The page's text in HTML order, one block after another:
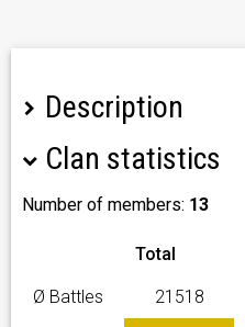
Description
Topi Cię Nuda.Poniedziałek
gramy sobie w WoT-a. U
swego przyjaciela
Clan statistics
Number of members: 13
Total
Ø Battles 21518